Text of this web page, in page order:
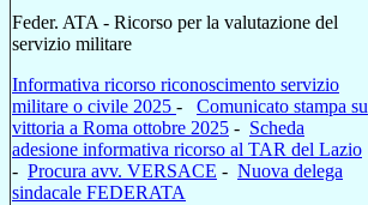
Feder. ATA - Ricorso per la valutazione del
servizio militare
Informativa ricorso riconoscimento servizio
militare o civile 2025 - Comunicato stampa su
vittoria a Roma ottobre 2025 - Scheda
adesione informativa ricorso al TAR del Lazio
- Procura avv. VERSACE - Nuova delega
sindacale FEDERATA